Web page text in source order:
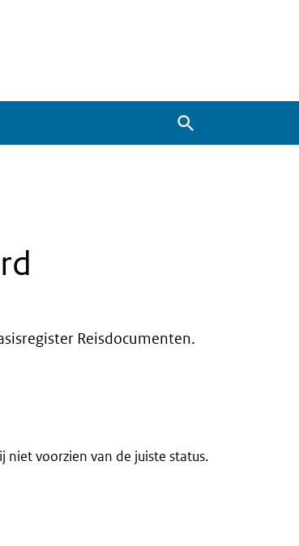
Zoeken
Reisdocumenten.
voorzien van de juiste status.